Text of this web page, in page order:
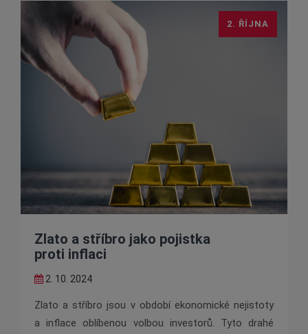
Zlato a stříbro jako pojistka
proti inflaci
2. 10. 2024
2. ŘÍJNA
Zlato a stříbro jsou v období ekonomické nejistoty
a inflace oblíbenou volbou investorů. Tyto drahé